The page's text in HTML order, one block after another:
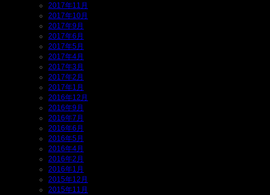
2017年11月
2017年10月
2017年9月
2017年6月
2017年5月
2017年4月
2017年3月
2017年2月
2017年1月
2016年12月
2016年9月
2016年7月
2016年6月
2016年5月
2016年4月
2016年2月
2016年1月
2015年12月
2015年11月